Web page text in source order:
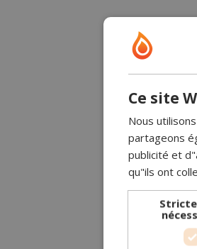
Ce site
Nous
partageons
publicité et
qu"ils ont